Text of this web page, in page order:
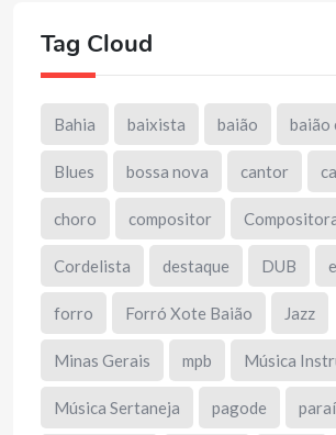
Tag Cloud
Bahia baixista baião baião
Blues bossa nova cantor
choro compositor
Cordelista destaque DUB
forro Forró Xote Baião Jazz
Minas Gerais mpb Música
Música Sertaneja pagode